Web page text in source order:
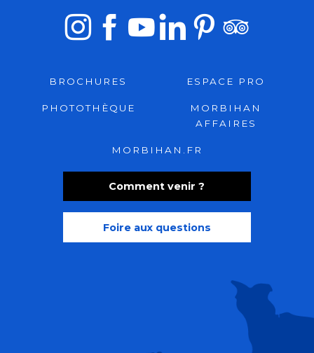
Comment venir ?
Foire aux questions
BROCHURES ESPACE PRO
PHOTOTHÈQUE
MORBIHAN
AFFAIRES
MORBIHAN.FR